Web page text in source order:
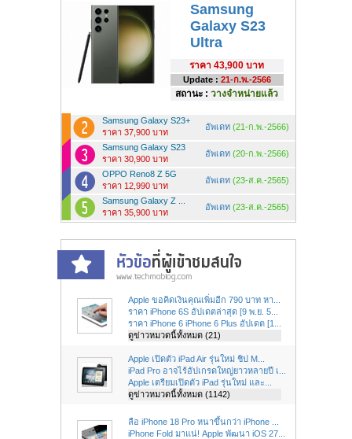
Samsung
Galaxy S23
Ultra
ราคา 43,900 บาท
Update : 21-ก.พ.-2566
สถานะ : วางจำหน่ายแล้ว
Samsung Galaxy S23+
ราคา 37,900 บาท
อัพเดท (21-ก.พ.-2566)
Samsung Galaxy S23
ราคา 30,900 บาท
อัพเดท (20-ก.พ.-2566)
OPPO Reno8 Z 5G
ราคา 12,990 บาท
อัพเดท (23-ส.ค.-2565)
Samsung Galaxy Z ...
ราคา 35,900 บาท
อัพเดท (23-ส.ค.-2565)
Apple ขอคิดเงินคุณเพิ่มอีก 790 บาท หา...
ราคา iPhone 6S อัปเดตล่าสุด [9 พ.ย. 5...
ราคา iPhone 6 iPhone 6 Plus อัปเดต [1...
ดูข่าวหมวดนี้ทั้งหมด (21)
Apple เปิดตัว iPad Air รุ่นใหม่ ชิป M...
iPad Pro อาจไร้อัปเกรดใหญ่ยาวหลายปี เ...
Apple เตรียมเปิดตัว iPad รุ่นใหม่ และ...
ดูข่าวหมวดนี้ทั้งหมด (1142)
ลือ iPhone 18 Pro หนาขึ้นกว่า iPhone ...
iPhone Fold มาแน่! Apple พัฒนา iOS 27...